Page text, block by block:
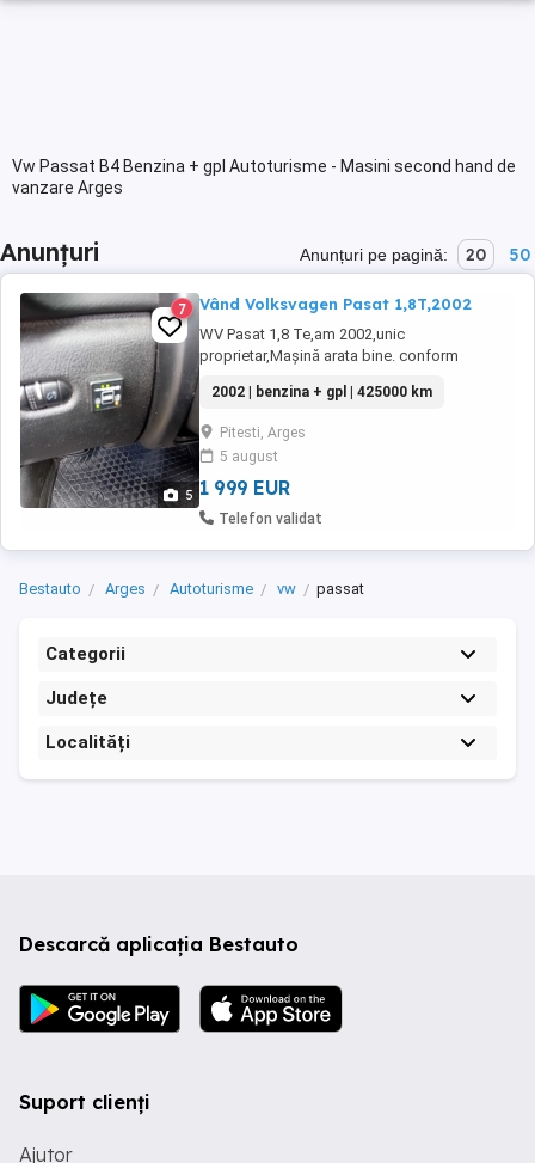
Vw Passat B4 Benzina + gpl Autoturisme - Masini second hand de
vanzare Arges
Anunțuri Anunțuri pe pagină: 20 50
5
7 Vând Volksvagen Pasat 1,8T,2002
WV Pasat 1,8 Te,am 2002,unic
proprietar,Mașină arata bine. conform
valabil,dotare cu gaz și benzina,consum gaz
7 100,an 2002
2002 | benzina + gpl | 425000 km
Pitesti, Arges
5 august
1 999 EUR
Telefon validat
Bestauto Arges Autoturisme vw passat
Categorii
Județe
Localități
Descarcă aplicația Bestauto
Suport clienți
Ajutor